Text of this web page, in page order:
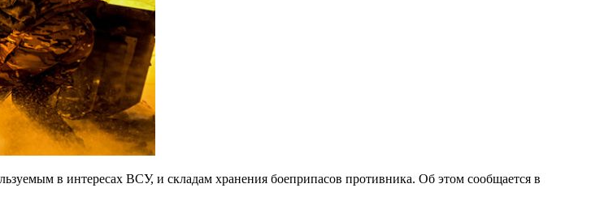
в интересах ВСУ, и складам хранения боеприпасов противника. Об этом сообщается в